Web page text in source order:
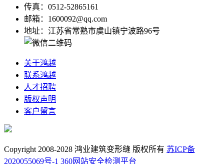
传真：0512-52865161
邮箱：1600092@qq.com
地址：江苏省常熟市虞山镇宁波路96号
关于鸿越
联系鸿越
人才招聘
版权声明
客户留言
Copyright 2008-2028 鸿业建筑变形缝 版权所有 苏ICP备
2020055069号-1 360网站安全检测平台